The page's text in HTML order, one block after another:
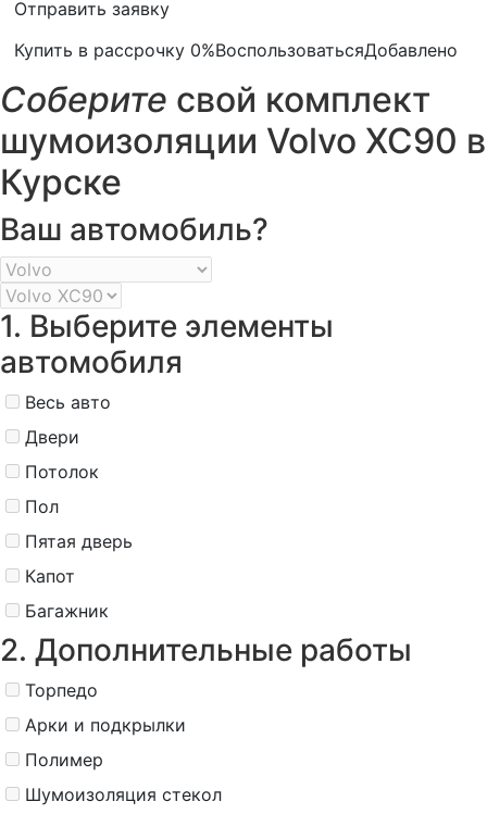
Отправить заявку
Купить в рассрочку 0%ВоспользоватьсяДобавлено
Соберите свой комплект
шумоизоляции Volvo XC90 в
Курске
Ваш автомобиль?
1. Выберите элементы
автомобиля
Весь авто
Двери
Потолок
Пол
Пятая дверь
Капот
Багажник
2. Дополнительные работы
Торпедо
Арки и подкрылки
Полимер
Шумоизоляция стекол